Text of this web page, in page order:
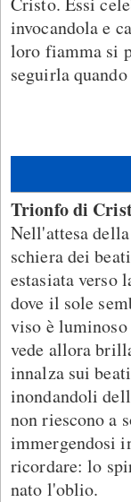
invocandola e
loro fiamma si
seguirla
Trionfo di
Nell'attesa
schiera dei
estasiata verso
dove il sole
viso è
vede allora
innalza sui
inondandoli
non riescono a
immergendosi
ricordare: lo
nato l'oblio.